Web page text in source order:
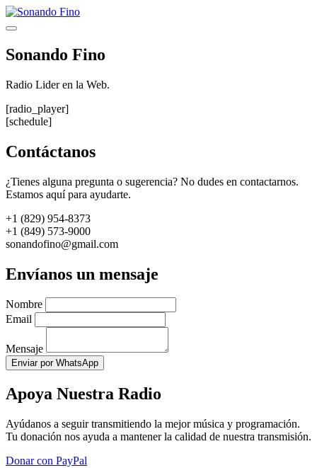
Saltar
al
Menú
Sonando Fino
Radio Lider en la Web.
[radio_player]
[schedule]
Contáctanos
¿Tienes alguna pregunta o sugerencia? No dudes en contactarnos.
Estamos aquí para ayudarte.
+1 (829) 954-8373
+1 (849) 573-9000
sonandofino@gmail.com
Envíanos un mensaje
Nombre
Email
Mensaje
Enviar por WhatsApp
Apoya Nuestra Radio
Ayúdanos a seguir transmitiendo la mejor música y programación.
Tu donación nos ayuda a mantener la calidad de nuestra transmisión.
Donar con PayPal